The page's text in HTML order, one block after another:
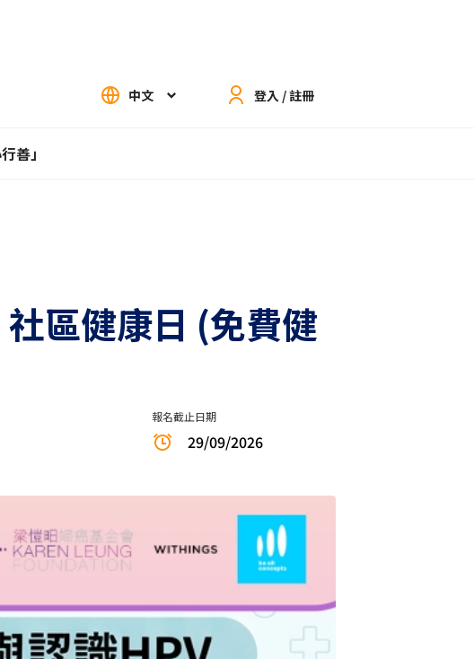
中文 登入 / 註冊
善」
區健康日 (免費健
報名截止日期
29/09/2026